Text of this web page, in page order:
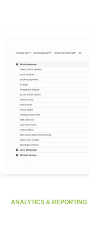
ANALYTICS & REPORTING